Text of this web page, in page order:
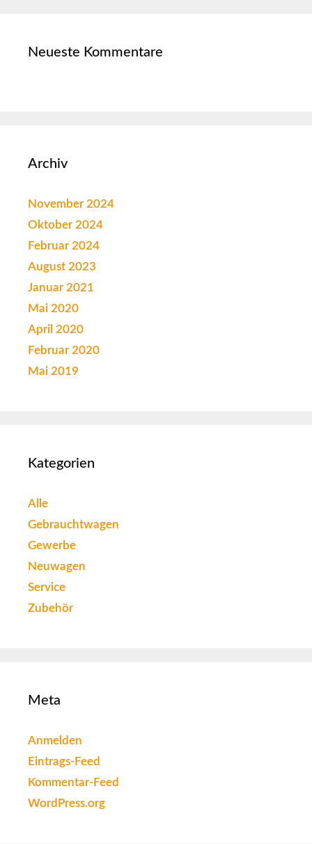
Neueste Kommentare
Archiv
November 2024
Oktober 2024
Februar 2024
August 2023
Januar 2021
Mai 2020
April 2020
Februar 2020
Mai 2019
Kategorien
Alle
Gebrauchtwagen
Gewerbe
Neuwagen
Service
Zubehör
Meta
Anmelden
Eintrags-Feed
Kommentar-Feed
WordPress.org